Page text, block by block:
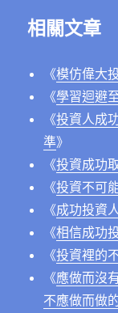
相關文章
《模仿偉大
《學習迴避
《投資人成
準》
《投資成功
《投資不可
《成功投資
《相信成功
《投資裡的
《應做而沒
不應做而做